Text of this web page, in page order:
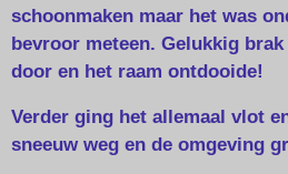
schoonmaken maar het was
bevroor meteen. Gelukkig
door en het raam ontdooide!
Verder ging het allemaal vlot
sneeuw weg en de omgeving